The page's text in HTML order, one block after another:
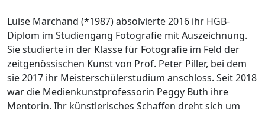
Luise Marchand (*1987) absolvierte 2016 ihr HGB-
Diplom im Studiengang Fotografie mit Auszeichnung.
Sie studierte in der Klasse für Fotografie im Feld der
zeitgenössischen Kunst von Prof. Peter Piller, bei dem
sie 2017 ihr Meisterschülerstudium anschloss. Seit 2018
war die Medienkunstprofessorin Peggy Buth ihre
Mentorin. Ihr künstlerisches Schaffen dreht sich um